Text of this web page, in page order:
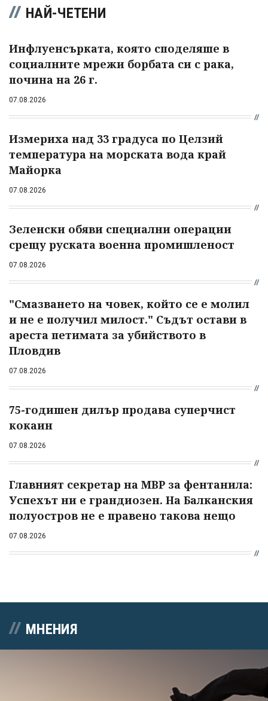
НАЙ-ЧЕТЕНИ
Инфлуенсърката, която споделяше в
социалните мрежи борбата си с рака,
почина на 26 г.
07.08.2026
Измериха над 33 градуса по Целзий
температура на морската вода край
Майорка
07.08.2026
Зеленски обяви специални операции
срещу руската военна промишленост
07.08.2026
"Смазването на човек, който се е молил
и не е получил милост." Съдът остави в
ареста петимата за убийството в
Пловдив
07.08.2026
75-годишен дилър продава суперчист
кокаин
07.08.2026
Главният секретар на МВР за фентанила:
Успехът ни е грандиозен. На Балканския
полуостров не е правено такова нещо
07.08.2026
МНЕНИЯ